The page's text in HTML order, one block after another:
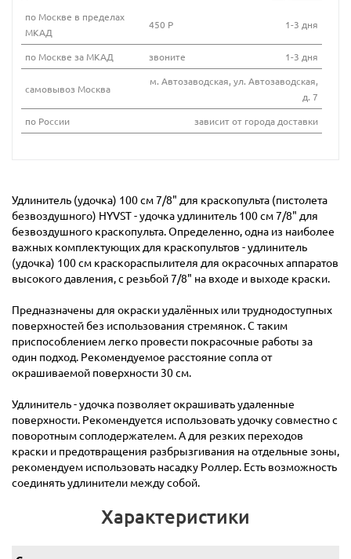
по Москве в пределах
МКАД
450 Р 1-3 дня
по Москве за МКАД звоните 1-3 дня
самовывоз Москва
м. Автозаводская, ул. Автозаводская,
д. 7
по России
зависит от города доставки
Удлинитель (удочка) 100 см 7/8" для краскопульта (пистолета
безвоздушного) HYVST - удочка удлинитель 100 см 7/8" для
безвоздушного краскопульта. Определенно, одна из наиболее
важных комплектующих для краскопультов - удлинитель
(удочка) 100 см краскораспылителя для окрасочных аппаратов
высокого давления, с резьбой 7/8" на входе и выходе краски.
Предназначены для окраски удалённых или труднодоступных
поверхностей без использования стремянок. С таким
приспособлением легко провести покрасочные работы за
один подход. Рекомендуемое расстояние сопла от
окрашиваемой поверхности 30 см.
Удлинитель - удочка позволяет окрашивать удаленные
поверхности. Рекомендуется использовать удочку совместно с
поворотным соплодержателем. А для резких переходов
краски и предотвращения разбрызгивания на отдельные зоны,
рекомендуем использовать насадку Роллер. Есть возможность
соединять удлинители между собой.
Характеристики